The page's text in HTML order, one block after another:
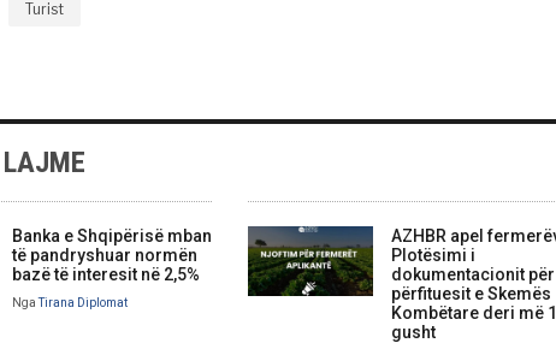
Turist
Banka e Shqipërisë mban
të pandryshuar normën
bazë të interesit në 2,5%
NgaTirana Diplomat
AZHBR apel
Plotësimi i
dokumentacionit për
përfituesit e Skemës
Kombëtare deri më
gusht